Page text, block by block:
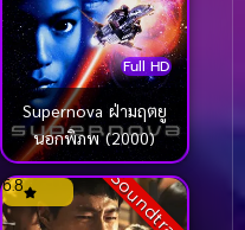
Full HD
Supernova ฝ่ามฤตยู
นอกพิภพ (2000)
6.8